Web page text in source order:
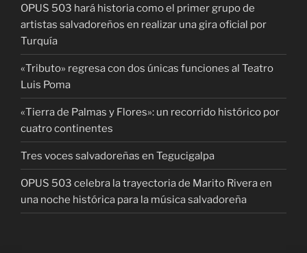
OPUS 503 hará historia como el primer grupo de
artistas salvadoreños en realizar una gira oficial por
Turquía
«Tributo» regresa con dos únicas funciones al Teatro
Luis Poma
«Tierra de Palmas y Flores»: un recorrido histórico por
cuatro continentes
Tres voces salvadoreñas en Tegucigalpa
OPUS 503 celebra la trayectoria de Marito Rivera en
una noche histórica para la música salvadoreña